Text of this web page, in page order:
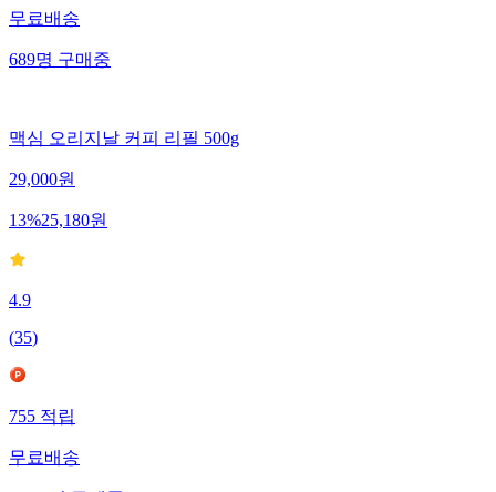
무료배송
689명구매중
맥심 오리지날 커피 리필 500g
29,000원
13%25,180원
4.9
(35)
755적립
무료배송